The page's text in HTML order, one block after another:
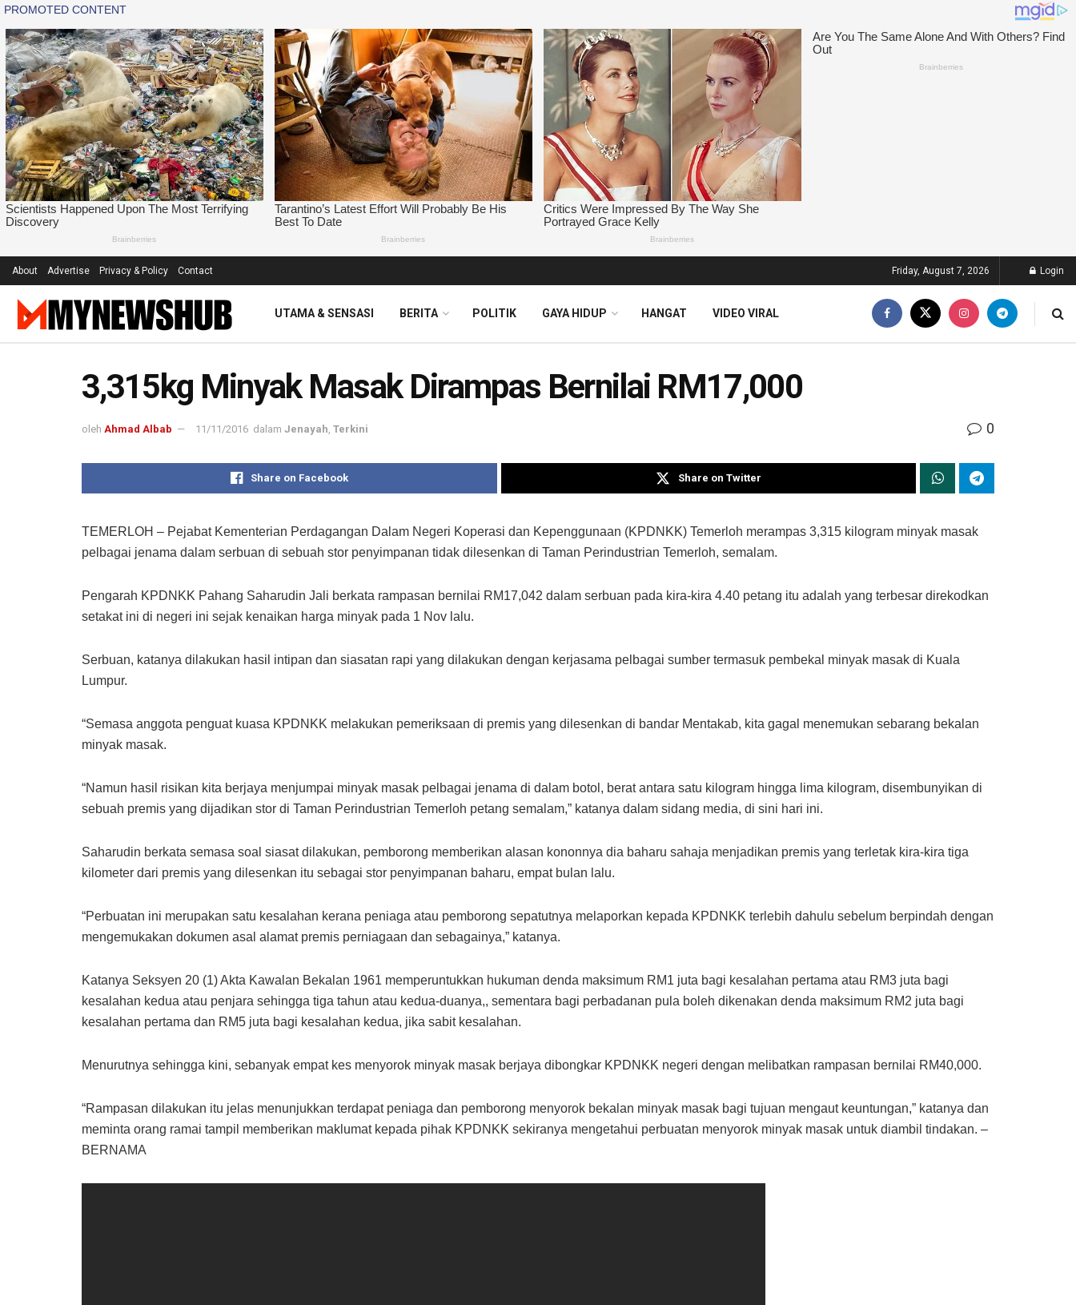
About Advertise Privacy & Policy Contact Friday, August 7, 2026 Login
UTAMA & SENSASI BERITA POLITIK GAYA HIDUP HANGAT VIDEO VIRAL
3,315kg Minyak Masak Dirampas Bernilai RM17,000
oleh Ahmad Albab 11/11/2016 dalam Jenayah Terkini 0
Share on Facebook Share on Twitter
TEMERLOH – Pejabat Kementerian Perdagangan Dalam Negeri Koperasi dan Kepenggunaan (KPDNKK) Temerloh merampas 3,315 kilogram minyak masak
pelbagai jenama dalam serbuan di sebuah stor penyimpanan tidak dilesenkan di Taman Perindustrian Temerloh, semalam.
Pengarah KPDNKK Pahang Saharudin Jali berkata rampasan bernilai RM17,042 dalam serbuan pada kira-kira 4.40 petang itu adalah yang terbesar direkodkan
setakat ini di negeri ini sejak kenaikan harga minyak pada 1 Nov lalu.
Serbuan, katanya dilakukan hasil intipan dan siasatan rapi yang dilakukan dengan kerjasama pelbagai sumber termasuk pembekal minyak masak di Kuala
Lumpur.
“Semasa anggota penguat kuasa KPDNKK melakukan pemeriksaan di premis yang dilesenkan di bandar Mentakab, kita gagal menemukan sebarang bekalan
minyak masak.
“Namun hasil risikan kita berjaya menjumpai minyak masak pelbagai jenama di dalam botol, berat antara satu kilogram hingga lima kilogram, disembunyikan di
sebuah premis yang dijadikan stor di Taman Perindustrian Temerloh petang semalam,” katanya dalam sidang media, di sini hari ini.
Saharudin berkata semasa soal siasat dilakukan, pemborong memberikan alasan kononnya dia baharu sahaja menjadikan premis yang terletak kira-kira tiga
kilometer dari premis yang dilesenkan itu sebagai stor penyimpanan baharu, empat bulan lalu.
“Perbuatan ini merupakan satu kesalahan kerana peniaga atau pemborong sepatutnya melaporkan kepada KPDNKK terlebih dahulu sebelum berpindah dengan
mengemukakan dokumen asal alamat premis perniagaan dan sebagainya,” katanya.
Katanya Seksyen 20 (1) Akta Kawalan Bekalan 1961 memperuntukkan hukuman denda maksimum RM1 juta bagi kesalahan pertama atau RM3 juta bagi
kesalahan kedua atau penjara sehingga tiga tahun atau kedua-duanya,, sementara bagi perbadanan pula boleh dikenakan denda maksimum RM2 juta bagi
kesalahan pertama dan RM5 juta bagi kesalahan kedua, jika sabit kesalahan.
Menurutnya sehingga kini, sebanyak empat kes menyorok minyak masak berjaya dibongkar KPDNKK negeri dengan melibatkan rampasan bernilai RM40,000.
“Rampasan dilakukan itu jelas menunjukkan terdapat peniaga dan pemborong menyorok bekalan minyak masak bagi tujuan mengaut keuntungan,” katanya dan
meminta orang ramai tampil memberikan maklumat kepada pihak KPDNKK sekiranya mengetahui perbuatan menyorok minyak masak untuk diambil tindakan. –
BERNAMA